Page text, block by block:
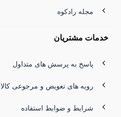
مجله رادکوه
خدمات مشتریان
پاسخ به پرسش های متداول
رویه های تعویض و مرجوعی کالا
شرایط و ضوابط استفاده